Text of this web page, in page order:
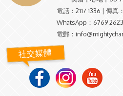
電話： 2117 1336 | 傳真
WhatsApp： 6769 2623
電郵：
社交媒體